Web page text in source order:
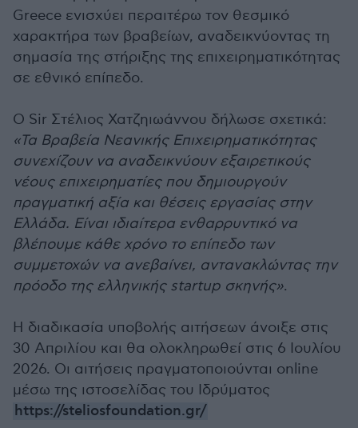
Greece ενισχύει περαιτέρω τον θεσμικό
χαρακτήρα των βραβείων, αναδεικνύοντας τη
σημασία της στήριξης της επιχειρηματικότητας
σε εθνικό επίπεδο.
Ο Sir Στέλιος Χατζηιωάννου δήλωσε σχετικά:
«Τα Βραβεία Νεανικής Επιχειρηματικότητας
συνεχίζουν να αναδεικνύουν εξαιρετικούς
νέους επιχειρηματίες που δημιουργούν
πραγματική αξία και θέσεις εργασίας στην
Ελλάδα. Είναι ιδιαίτερα ενθαρρυντικό να
βλέπουμε κάθε χρόνο το επίπεδο των
συμμετοχών να ανεβαίνει, αντανακλώντας την
πρόοδο της ελληνικής startup σκηνής».
Η διαδικασία υποβολής αιτήσεων άνοιξε στις
30 Απριλίου και θα ολοκληρωθεί στις 6 Ιουλίου
2026. Οι αιτήσεις πραγματοποιούνται online
μέσω της ιστοσελίδας του Ιδρύματος
https://steliosfoundation.gr/